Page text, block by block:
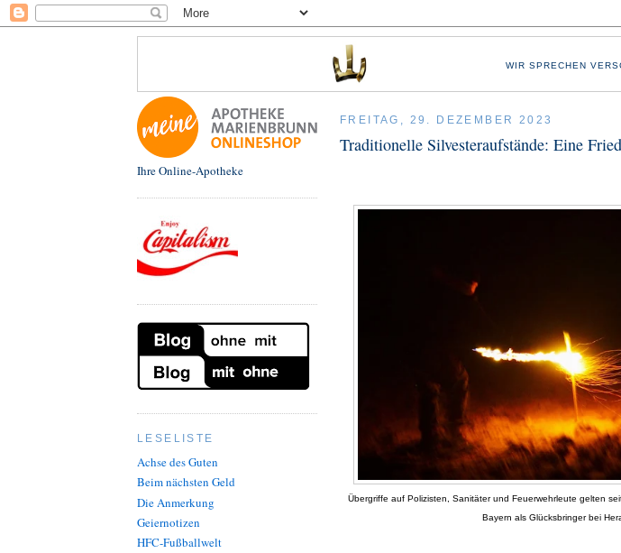
WIR SPRECHEN
Ihre Online-Apotheke
LESELISTE
Achse des Guten
Beim nächsten Geld
Die Anmerkung
Geiernotizen
HFC-Fußballwelt
FREITAG, 29. DEZEMBER 2023
Traditionelle Silvesteraufstände: Eine
Übergriffe auf Polizisten, Sanitäter und Feuerwehrleute gelten
Bayern als Glücksbringer bei